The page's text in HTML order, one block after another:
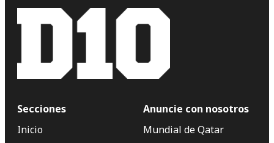
Secciones
Inicio
Anuncie con nosotros
Mundial de Qatar